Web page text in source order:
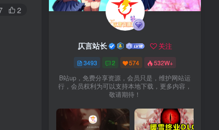
2
仄言站长 关注
3493 2 574 532W+
B站up，免费分享资源，会员只是，维护网站运
行，会员权利为可以支持本地下载，更多内容，
敬请期待！